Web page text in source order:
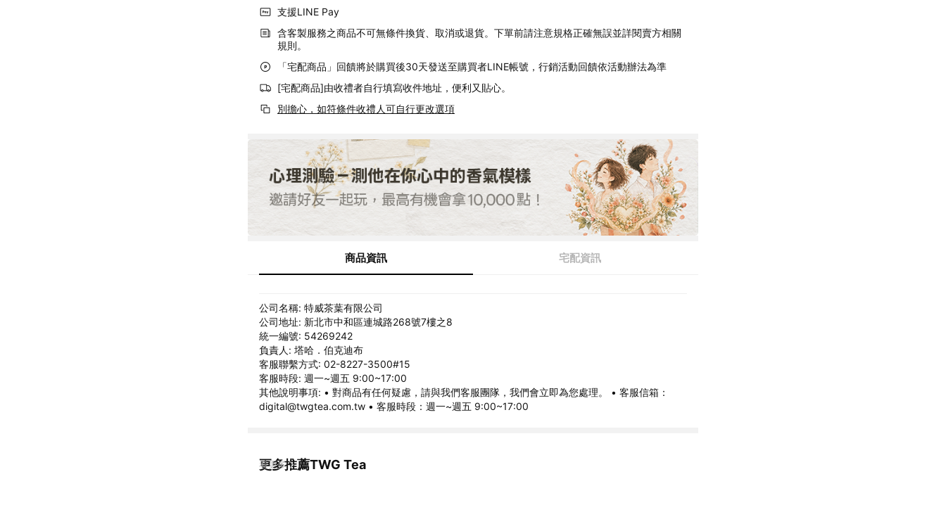
支援LINE Pay
含客製服務之商品不可無條件換貨、取消或退貨。下單前請注意規格正確無誤並詳閱賣方相關
規則。
「宅配商品」回饋將於購買後30天發送至購買者LINE帳號，行銷活動回饋依活動辦法為準
[宅配商品]由收禮者自行填寫收件地址，便利又貼心。
別擔心，如符條件收禮人可自行更改選項
商品資訊 宅配資訊
公司名稱: 特威茶葉有限公司
公司地址: 新北市中和區連城路268號7樓之8
統一編號: 54269242
負責人: 塔哈．伯克迪布
客服聯繫方式: 02-8227-3500#15
客服時段: 週一~週五 9:00~17:00
其他說明事項: • 對商品有任何疑慮，請與我們客服團隊，我們會立即為您處理。 • 客服信箱：
digital@twgtea.com.tw • 客服時段：週一~週五 9:00~17:00
更多推薦TWG Tea
看更多